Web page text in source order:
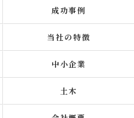
成功事例
当社の特徴
中小企業
土木